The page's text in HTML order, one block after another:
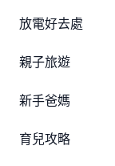
放電好去處
親子旅遊
新手爸媽
育兒攻略